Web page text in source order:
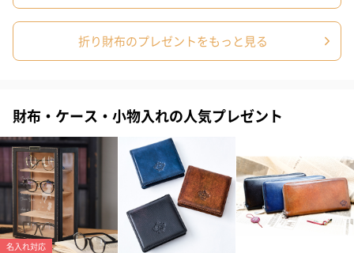
いただけます。
『いつも頑張っている自分へのご褒美に』
新しいお財布を提案していく【Plog(プログ）】のお財布を大切な
方へのプレゼントにいかがでしょうか。
商品詳細情報
成分/原材料
牛革/豚革
折り財布のプレゼントをもっと見る
財布・ケース・小物入れの人気プレゼント